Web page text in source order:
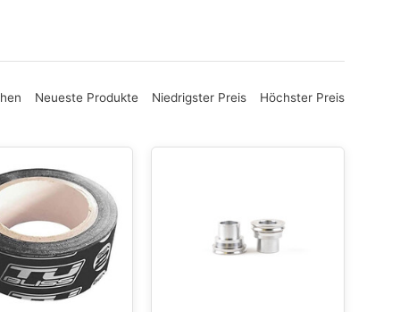
Neueste Produkte Niedrigster Preis Höchster Preis